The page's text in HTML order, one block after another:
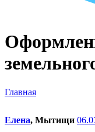
Главная
Елена, Мытищи